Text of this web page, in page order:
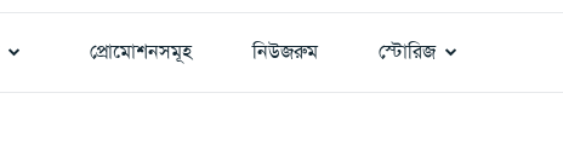
প্রোমোশনসমূহ নিউজরুম স্টোরিজ